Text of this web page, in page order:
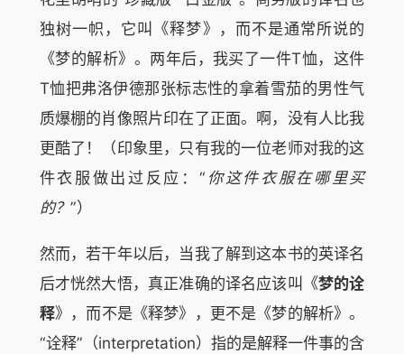
独树一帜，它叫《释梦》，而不是通常所说的
《梦的解析》。两年后，我买了一件T恤，这件
T恤把弗洛伊德那张标志性的拿着雪茄的男性气
质爆棚的肖像照片印在了正面。啊，没有人比我
更酷了！（印象里，只有我的一位老师对我的这
件衣服做出过反应：“ 你这件衣服在哪里买
的？ ”）
然而，若干年以后，当我了解到这本书的英译名
后才恍然大悟，真正准确的译名应该叫《梦的诠
释》，而不是《释梦》，更不是《梦的解析》。
“诠释”（interpretation）指的是解释一件事的含